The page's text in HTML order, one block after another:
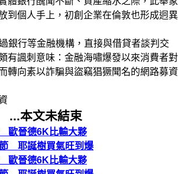
到個人手上，初創企業在倫敦也形成迥異
銀行等金融機構，直接與借貸者談判交
有諷刺意味：金融海嘯爆發以來消費者對
轉向素以詐騙與盜竊猖獗聞名的網路募資
...本文未結束
歐晉德6K比輸大夥
耶誕樹買氣旺到爆
歐晉德6K比輸大夥